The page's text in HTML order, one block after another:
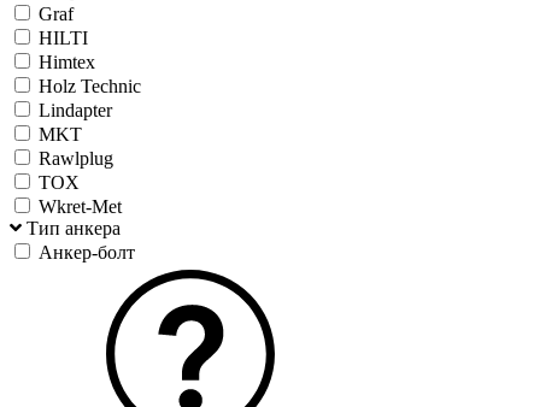
Graf
HILTI
Himtex
Holz Technic
Lindapter
MKT
Rawlplug
TOX
Wkret-Met
Тип анкера
Анкер-болт